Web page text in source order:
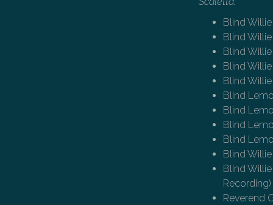
Blind
Blind
Blind
Blind
Blind
Blind
Blind
Blind
Blind
Blind
Blind
Recording)
Reverend